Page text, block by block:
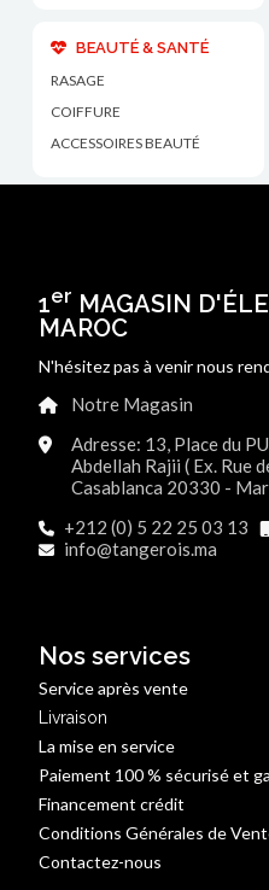
BEAUTÉ & SANTÉ
RASAGE
COIFFURE
ACCESSOIRES BEAUTÉ
1er MAGASIN
MAROC
N'hésitez pas à venir nous
Notre Magasin
Adresse: 13, Place du
Abdellah Rajii ( Ex. Rue
Casablanca 20330 -
+212 (0) 5 22 25 03 13
info@tangerois.ma
Nos services
Service après vente
Livraison
La mise en service
Paiement 100 % sécurisé et
Financement crédit
Conditions Générales de
Contactez-nous